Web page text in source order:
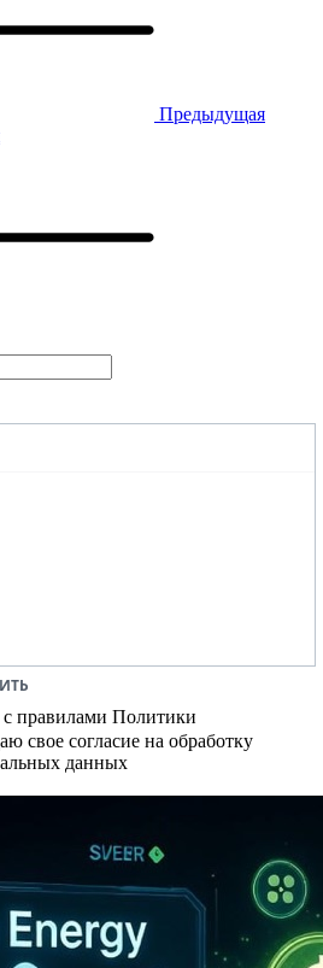
Предыдущая
с правилами Политики
свое согласие на обработку
данных